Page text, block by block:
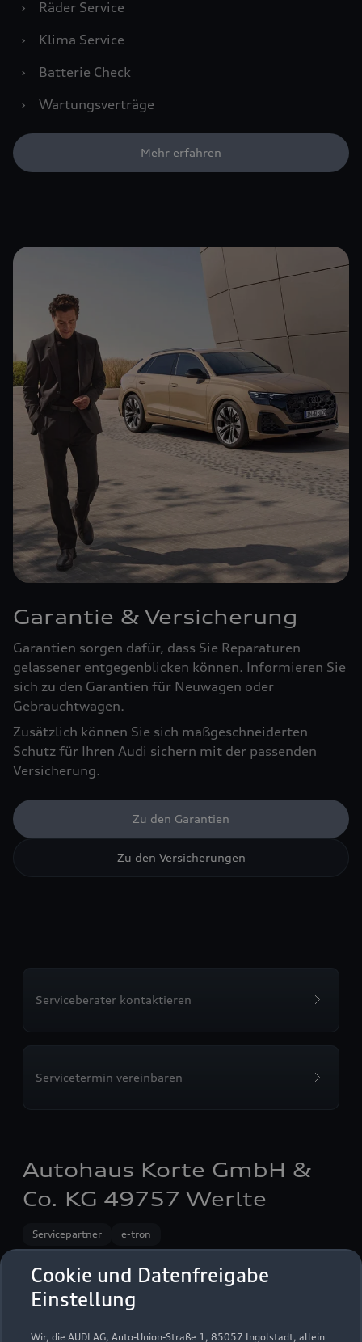
Cookie und Datenfreigabe
Einstellung
Wir, die AUDI AG, Auto-Union-Straße 1, 85057 Ingolstadt, allein
›
Räder Service
›
Klima Service
›
Batterie Check
›
Wartungsverträge
Mehr erfahren
Garantie & Versicherung
Garantien sorgen dafür, dass Sie Reparaturen
gelassener entgegenblicken können. Informieren Sie
sich zu den Garantien für Neuwagen oder
Gebrauchtwagen.
Zusätzlich können Sie sich maßgeschneiderten
Schutz für Ihren Audi sichern mit der passenden
Versicherung.
Zu den Garantien
Zu den Versicherungen
Serviceberater kontaktieren
Servicetermin vereinbaren
Autohaus Korte GmbH &
Co. KG 49757 Werlte
Servicepartner e-tron